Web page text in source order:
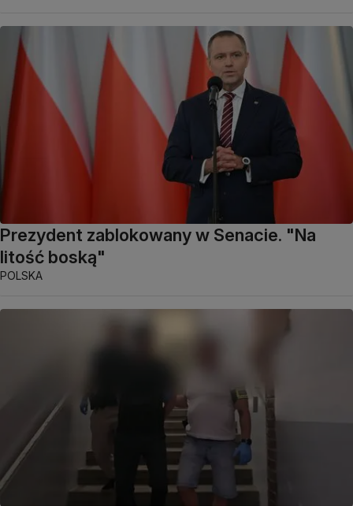
Prezydent zablokowany w Senacie. "Na
litość boską"
POLSKA